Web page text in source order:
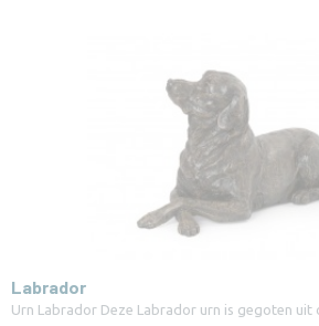
Labrador
Urn Labrador Deze Labrador urn is gegoten